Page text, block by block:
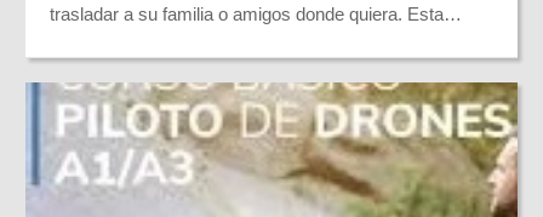
trasladar a su familia o amigos donde quiera. Esta
monomotores actuando como Piloto al Mando en
vuelos no remunerados, con fines deportivos, de ocio o
particulares.
EASA-FCLy aprobado por laAgencia Estatal de
Seguridad Aérea (AESA).
Está destinado a todo aquel sin ninguna experiencia
previa de vuelo que desee poder disfrutar volando de
una forma fácil, cómoda y segura.